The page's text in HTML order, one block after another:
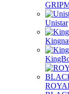
Unistar